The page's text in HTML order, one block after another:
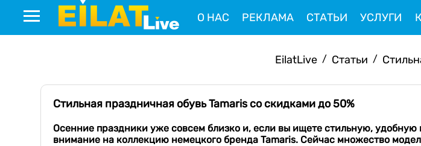
О НАС РЕКЛАМА СТАТЬИ УСЛУГИ
EilatLive / Статьи /
Стильная праздничная обувь Tamaris со скидками до 50%
Осенние праздники уже совсем близко и, если вы ищете стильную, удобную
внимание на коллекцию немецкого брендаTamaris. Сейчас множество